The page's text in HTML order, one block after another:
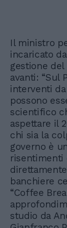
Il ministro
incaricato
gestione del
avanti: “Sul
interventi
possono
scientifico
aspettare il
chi sia la
governo è
risentimenti
banchiere
“Coffee
studio da